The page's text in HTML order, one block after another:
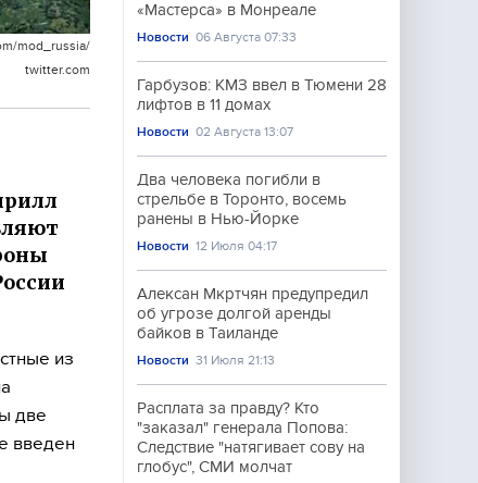
mod_russia/
twitter.com
из
две
введен
«Мастерса» в Монреале
Новости 06 Августа 07:33
Гарбузов: КМЗ ввел в Тюмени 28
лифтов в 11 домах
Новости 02 Августа 13:07
Два человека погибли в
стрельбе в Торонто, восемь
ранены в Нью-Йорке
Новости 12 Июля 04:17
Алексан Мкртчян предупредил
об угрозе долгой аренды
байков в Таиланде
Новости 31 Июля 21:13
Расплата за правду? Кто
"заказал" генерала Попова:
Следствие "натягивает сову на
глобус", СМИ молчат